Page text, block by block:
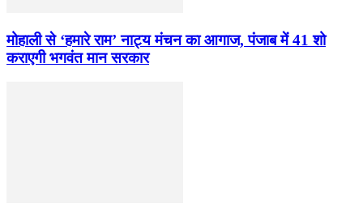
मोहाली से ‘हमारे राम’ नाट्य मंचन का आगाज, पंजाब में 41 शो
कराएगी भगवंत मान सरकार